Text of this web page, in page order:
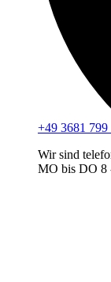
+49 3681 799
Wir sind
MO bis DO 8